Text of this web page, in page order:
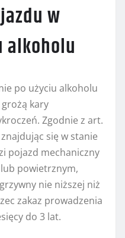
w
alkoholu
po użyciu alkoholu
kary
Zgodnie z art.
się w stanie
pojazd mechaniczny
powietrznym,
nie niższej niż
zakaz prowadzenia
do 3 lat.